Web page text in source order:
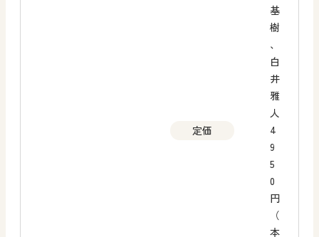
基
樹
、
白
井
雅
人
定価
4
9
5
0
円
（
本